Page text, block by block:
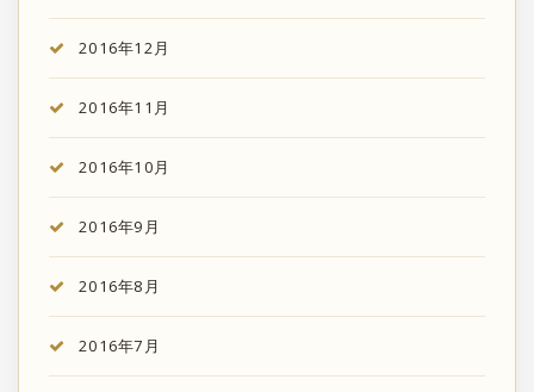
2016年12月
2016年11月
2016年10月
2016年9月
2016年8月
2016年7月